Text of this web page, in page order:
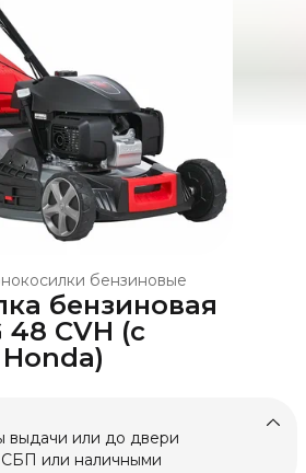
бензиновые
сада, парка
бензиновая
48 CVH (с
выдачи или до двери
или наличными